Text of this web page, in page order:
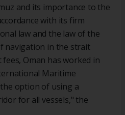
and its importance to the
with its firm
law and the law of the
navigation in the strait
Oman has worked in
Maritime
option of using a
for all vessels," the